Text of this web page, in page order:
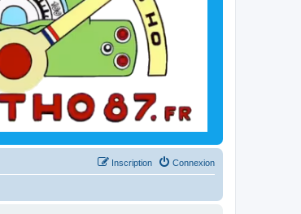
Connexion
Inscription